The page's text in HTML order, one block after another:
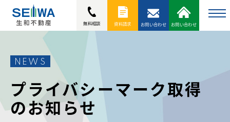
無料相談 資料請求 お問い合わせ お問い合わせ
NEWS
プライバシーマーク取得
のお知らせ